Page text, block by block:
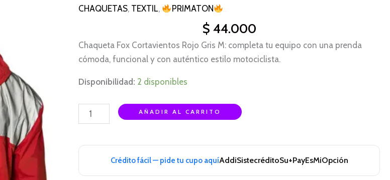
CHAQUETAS, TEXTIL, PRIMATON
$ 44.000
Chaqueta Fox Cortavientos Rojo Gris M: completa tu equipo con una prenda
cómoda, funcional y con auténtico estilo motociclista.
Disponibilidad: 2 disponibles
ROJO
cantidad
AÑADIR AL CARRITO
Crédito fácil — pide tu cupo aquíAddiSistecréditoSu+PayEsMiOpción